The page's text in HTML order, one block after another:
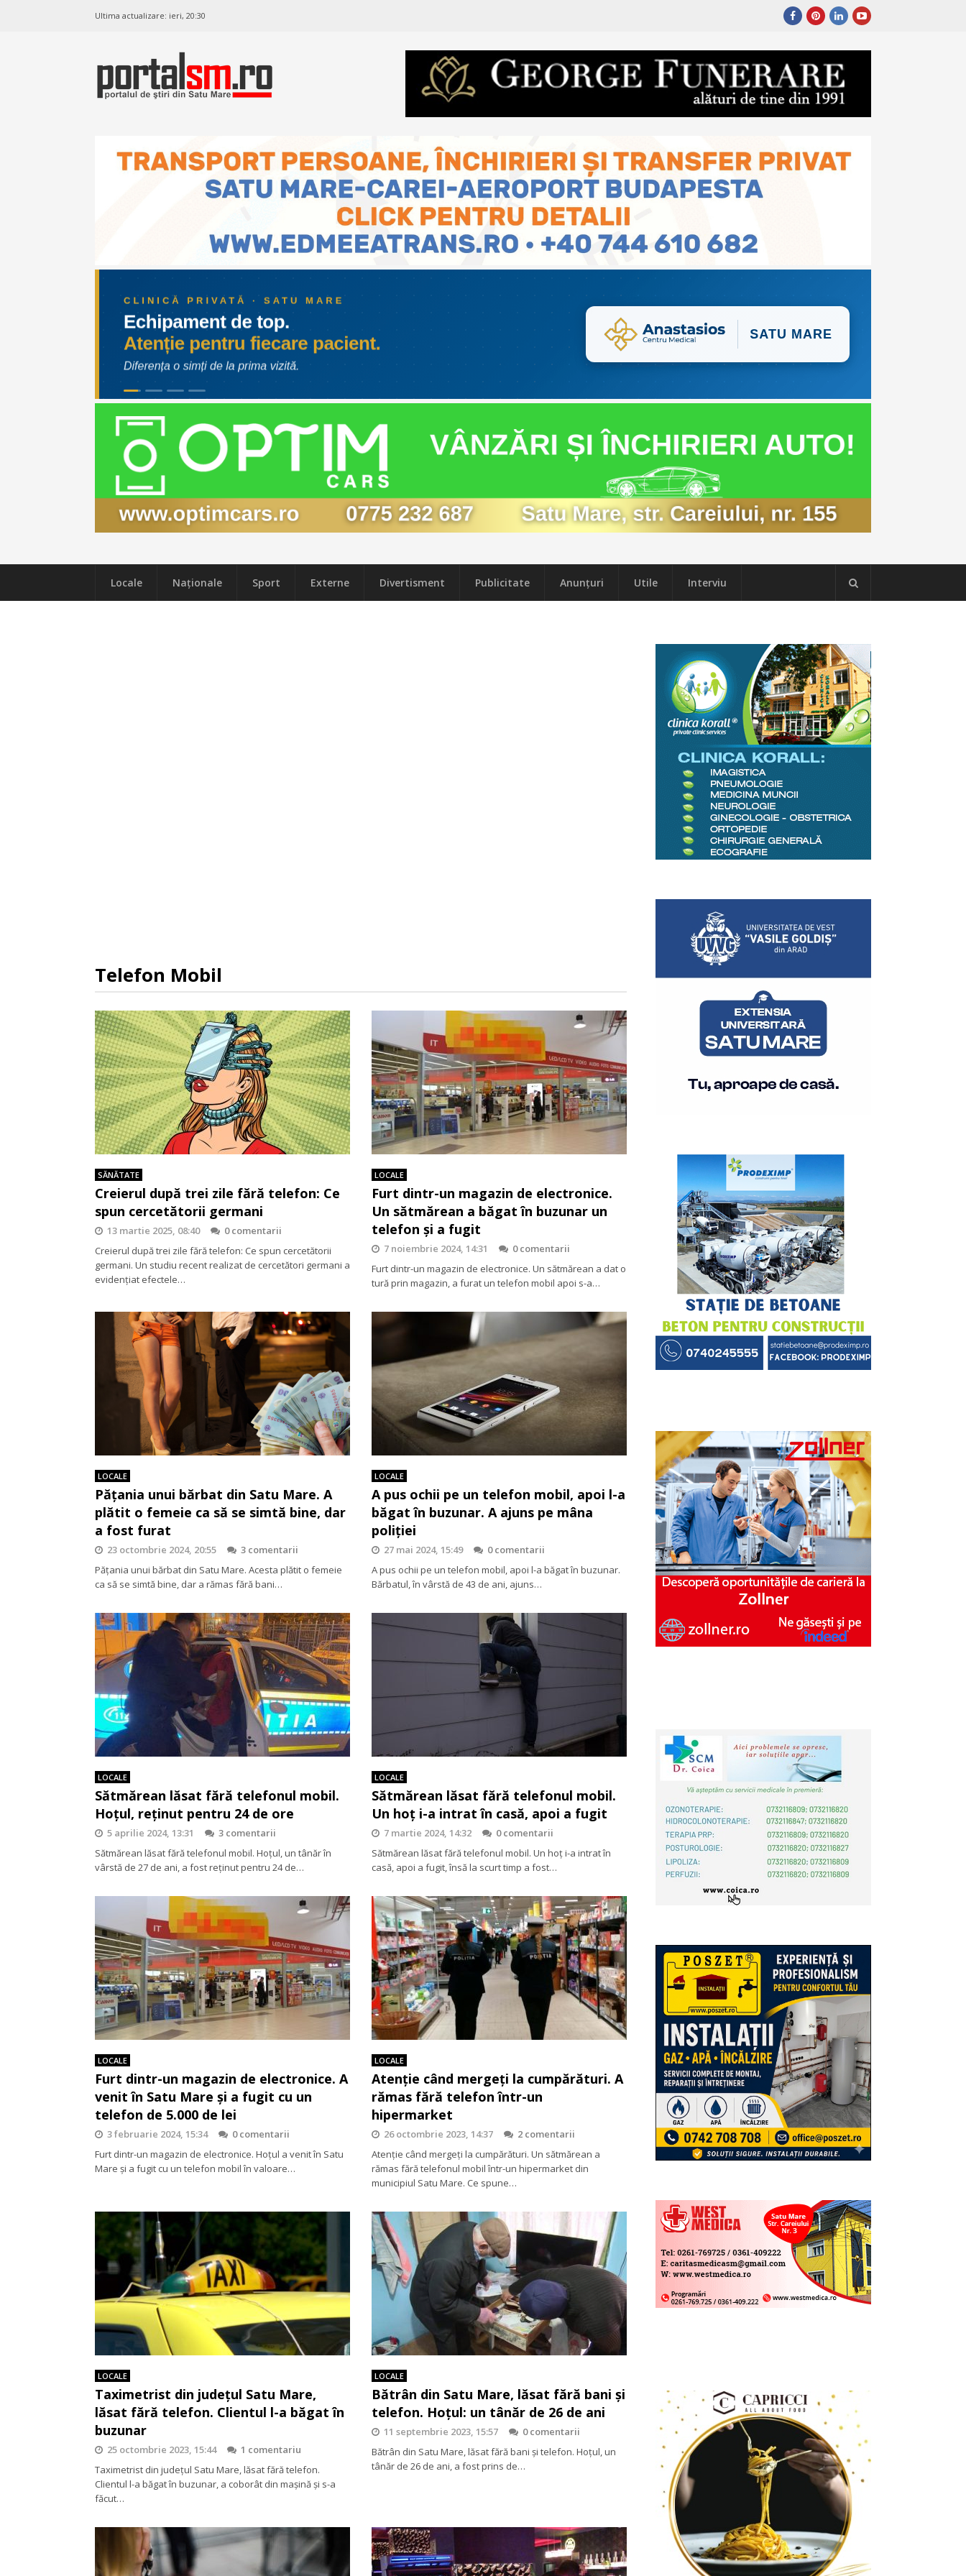
Ultima actualizare: ieri, 20:30
Locale Naţionale Sport Externe Divertisment Publicitate Anunțuri Utile Interviu
Telefon Mobil
SĂNĂTATE
Creierul după trei zile fără telefon: Ce
spun cercetătorii germani
13 martie 2025, 08:40
0 comentarii
Creierul după trei zile fără telefon: Ce spun cercetătorii
germani. Un studiu recent realizat de cercetători germani a
evidențiat efectele…
LOCALE
Furt dintr-un magazin de electronice.
Un sătmărean a băgat în buzunar un
telefon și a fugit
7 noiembrie 2024, 14:31
0 comentarii
Furt dintr-un magazin de electronice. Un sătmărean a dat o
tură prin magazin, a furat un telefon mobil apoi s-a…
LOCALE
Pățania unui bărbat din Satu Mare. A
plătit o femeie ca să se simtă bine, dar
a fost furat
23 octombrie 2024, 20:55
3 comentarii
Pățania unui bărbat din Satu Mare. Acesta plătit o femeie
ca să se simtă bine, dar a rămas fără bani…
LOCALE
A pus ochii pe un telefon mobil, apoi l-a
băgat în buzunar. A ajuns pe mâna
poliției
27 mai 2024, 15:49
0 comentarii
A pus ochii pe un telefon mobil, apoi l-a băgat în buzunar.
Bărbatul, în vârstă de 43 de ani, ajuns…
LOCALE
Sătmărean lăsat fără telefonul mobil.
Hoțul, reținut pentru 24 de ore
5 aprilie 2024, 13:31
3 comentarii
Sătmărean lăsat fără telefonul mobil. Hoțul, un tânăr în
vârstă de 27 de ani, a fost reținut pentru 24 de…
LOCALE
Sătmărean lăsat fără telefonul mobil.
Un hoț i-a intrat în casă, apoi a fugit
7 martie 2024, 14:32
0 comentarii
Sătmărean lăsat fără telefonul mobil. Un hoț i-a intrat în
casă, apoi a fugit, însă la scurt timp a fost…
LOCALE
Furt dintr-un magazin de electronice. A
venit în Satu Mare și a fugit cu un
telefon de 5.000 de lei
3 februarie 2024, 15:34
0 comentarii
Furt dintr-un magazin de electronice. Hoțul a venit în Satu
Mare și a fugit cu un telefon mobil în valoare…
LOCALE
Atenție când mergeți la cumpărături. A
rămas fără telefon într-un
hipermarket
26 octombrie 2023, 14:37
2 comentarii
Atenție când mergeți la cumpărături. Un sătmărean a
rămas fără telefonul mobil într-un hipermarket din
municipiul Satu Mare. Ce spune…
LOCALE
Taximetrist din județul Satu Mare,
lăsat fără telefon. Clientul l-a băgat în
buzunar
25 octombrie 2023, 15:44
1 comentariu
Taximetrist din județul Satu Mare, lăsat fără telefon.
Clientul l-a băgat în buzunar, a coborât din mașină și s-a
făcut…
LOCALE
Bătrân din Satu Mare, lăsat fără bani și
telefon. Hoțul: un tânăr de 26 de ani
11 septembrie 2023, 15:57
0 comentarii
Bătrân din Satu Mare, lăsat fără bani și telefon. Hoțul, un
tânăr de 26 de ani, a fost prins de…